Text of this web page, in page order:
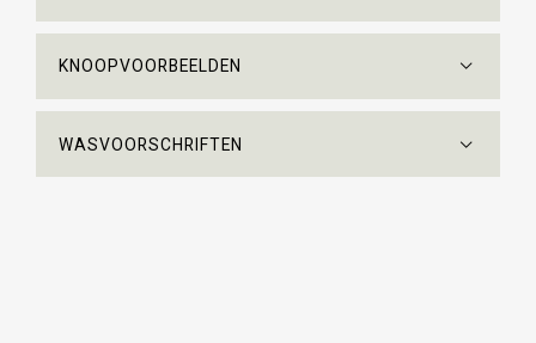
KNOOPVOORBEELDEN
WASVOORSCHRIFTEN